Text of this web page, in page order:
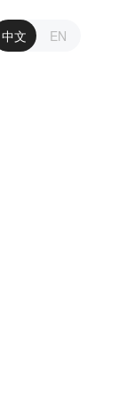
中文 EN